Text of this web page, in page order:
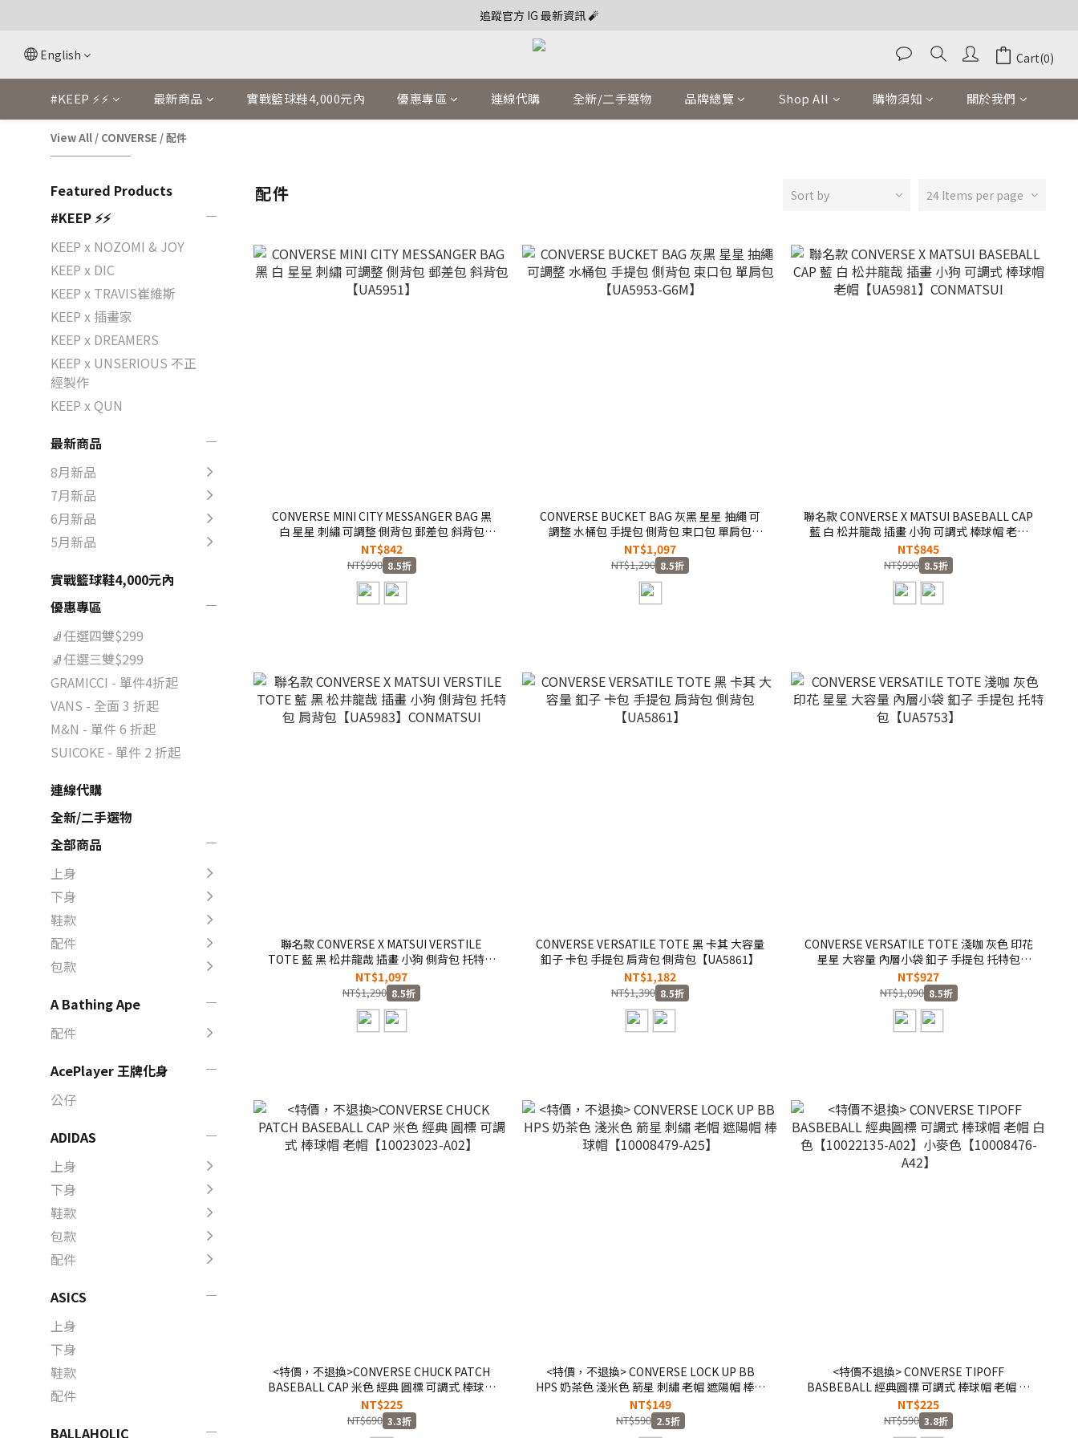
追蹤官方 IG 最新資訊 🧨
English Cart(0)
#KEEP ⚡⚡ 最新商品 實戰籃球鞋4,000元內 優惠專區 連線代購 全新/二手選物 品牌總覽 Shop All 購物須知 關於我們
View All / CONVERSE /配件
Featured Products
#KEEP ⚡⚡
KEEP x NOZOMI & JOY
KEEP x DIC
KEEP x TRAVIS崔維斯
KEEP x 插畫家
KEEP x DREAMERS
KEEP x UNSERIOUS 不正
經製作
KEEP x QUN
最新商品
8月新品
7月新品
6月新品
5月新品
實戰籃球鞋4,000元內
優惠專區
🧦任選四雙$299
🧦任選三雙$299
GRAMICCI - 單件4折起
VANS - 全面 3 折起
M&N - 單件 6 折起
SUICOKE - 單件 2 折起
連線代購
全新/二手選物
全部商品
上身
下身
鞋款
配件
包款
A Bathing Ape
配件
AcePlayer 王牌化身
公仔
ADIDAS
上身
下身
鞋款
包款
配件
ASICS
上身
下身
鞋款
配件
BALLAHOLIC
配件 Sort by 24 Items per page
CONVERSE MINI CITY MESSANGER BAG 黑
白 星星 刺繡 可調整 側背包 郵差包 斜背包
【UA5951】
NT$842
NT$990 8.5折
CONVERSE BUCKET BAG 灰黑 星星 抽繩 可
調整 水桶包 手提包 側背包 束口包 單肩包
【UA5953-G6M】
NT$1,097
NT$1,290 8.5折
聯名款 CONVERSE X MATSUI BASEBALL CAP
藍 白 松井龍哉 插畫 小狗 可調式 棒球帽 老帽
【UA5981】CONMATSUI
NT$845
NT$990 8.5折
聯名款 CONVERSE X MATSUI VERSTILE
TOTE 藍 黑 松井龍哉 插畫 小狗 側背包 托特包
肩背包【UA5983】CONMATSUI
NT$1,097
NT$1,290 8.5折
CONVERSE VERSATILE TOTE 黑 卡其 大容量
釦子 卡包 手提包 肩背包 側背包【UA5861】
NT$1,182
NT$1,390 8.5折
CONVERSE VERSATILE TOTE 淺咖 灰色 印花
星星 大容量 內層小袋 釦子 手提包 托特包
【UA5753】
NT$927
NT$1,090 8.5折
<特價，不退換>CONVERSE CHUCK PATCH
BASEBALL CAP 米色 經典 圓標 可調式 棒球帽
老帽【10023023-A02】
NT$225
NT$690 3.3折
<特價，不退換> CONVERSE LOCK UP BB
HPS 奶茶色 淺米色 箭星 刺繡 老帽 遮陽帽 棒球
帽【10008479-A25】
NT$149
NT$590 2.5折
<特價不退換> CONVERSE TIPOFF
BASBEBALL 經典圓標 可調式 棒球帽 老帽 白
色【10022135-A02】小麥色【10008476-
A42】
NT$225
NT$590 3.8折